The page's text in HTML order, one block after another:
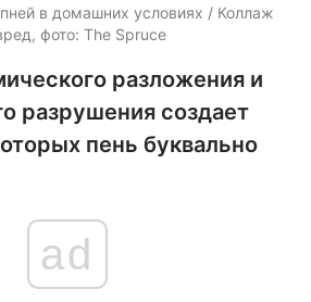
пней в домашних условиях / Коллаж
фото: The Spruce
разложения и
разрушения создает
пень буквально
ad